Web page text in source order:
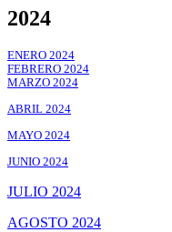
2024
ENERO 2024
FEBRERO 2024
MARZO 2024
ABRIL 2024
MAYO 2024
JUNIO 2024
JULIO 2024
AGOSTO 2024